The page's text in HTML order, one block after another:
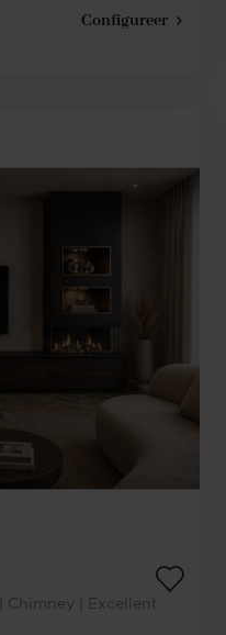
Configureer
Chimney | Excellent